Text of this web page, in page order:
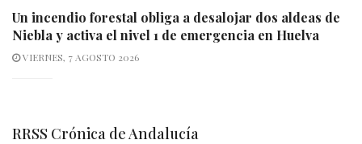
Un incendio forestal obliga a desalojar dos aldeas de
Niebla y activa el nivel 1 de emergencia en Huelva
VIERNES, 7 AGOSTO 2026
RRSS Crónica de Andalucía